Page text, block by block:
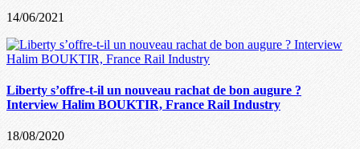
14/06/2021
Liberty s’offre-t-il un nouveau rachat de bon augure ?
Interview Halim BOUKTIR, France Rail Industry
18/08/2020